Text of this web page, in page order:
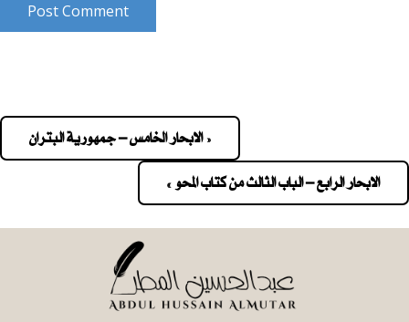
Post Comment
navigation
« الابحار الخامس – جمهورية البتران
الابحار الرابع – الباب الثالث من كتاب المحو »